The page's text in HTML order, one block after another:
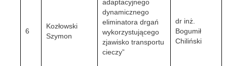
6
Kozłowski
Szymon
adaptacyjnego
dynamicznego
eliminatora drgań
wykorzystującego
zjawisko transportu
cieczy”
dr inż.
Bogumił
Chiliński